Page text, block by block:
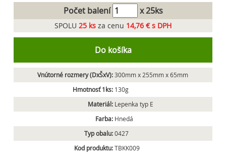
Počet balení x 25ks
SPOLU 25 ks za cenu 14,76 € s DPH
Do košíka
Vnútorné rozmery (DxŠxV):300mm x 255mm x 65mm
Hmotnosť 1ks: 130g
Materiál: Lepenka typ E
Farba: Hnedá
Typ obalu:0427
Kod produktu:TBKK009